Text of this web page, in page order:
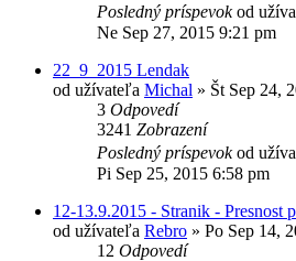
Posledný príspevokod
Ne Sep 27, 2015 9:21 pm
22_9_2015 Lendak
od užívateľa Michal » Št Sep 24,
3 Odpovedí
3241 Zobrazení
Posledný príspevokod
Pi Sep 25, 2015 6:58 pm
12-13.9.2015 - Stranik - Presnost
od užívateľa Rebro » Po Sep 14,
12 Odpovedí